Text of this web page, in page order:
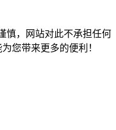
慎，网站对此不承担任何
您带来更多的便利！